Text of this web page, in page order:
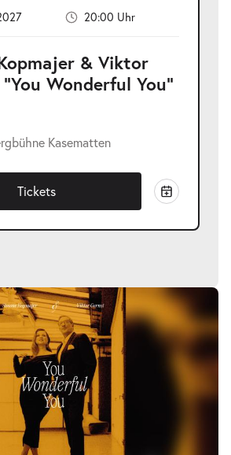
20:00 Uhr
& Viktor
Wonderful You"
Kasematten
Tickets